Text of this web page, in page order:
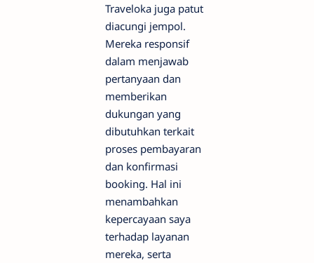
Traveloka juga patut
diacungi jempol.
Mereka responsif
dalam menjawab
pertanyaan dan
memberikan
dukungan yang
dibutuhkan terkait
proses pembayaran
dan konfirmasi
booking. Hal ini
menambahkan
kepercayaan saya
terhadap layanan
mereka, serta